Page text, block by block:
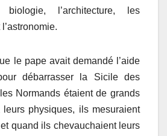
l’architecture, les
le pape avait demandé l’aide
débarrasser la Sicile des
Normands étaient de grands
physiques, ils mesuraient
quand ils chevauchaient leurs